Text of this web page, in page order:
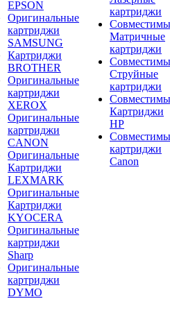
EPSON
Оригинальные
картриджи
SAMSUNG
Картриджи
BROTHER
Оригинальные
картриджи
XEROX
Оригинальные
картриджи
CANON
Оригинальные
Картриджи
LEXMARK
Оригинальные
Картриджи
KYOCERA
Оригинальные
картриджи
Sharp
Оригинальные
картриджи
DYMO
картриджи
Матричные
картриджи
Струйные
картриджи
Картриджи
HP
картриджи
Canon